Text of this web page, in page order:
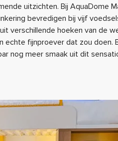
uitzichten. Bij AquaDome
bevredigen bij vijf
verschillende hoeken van de
echte fijnproever dat zou doen.
nog meer smaak uit dit